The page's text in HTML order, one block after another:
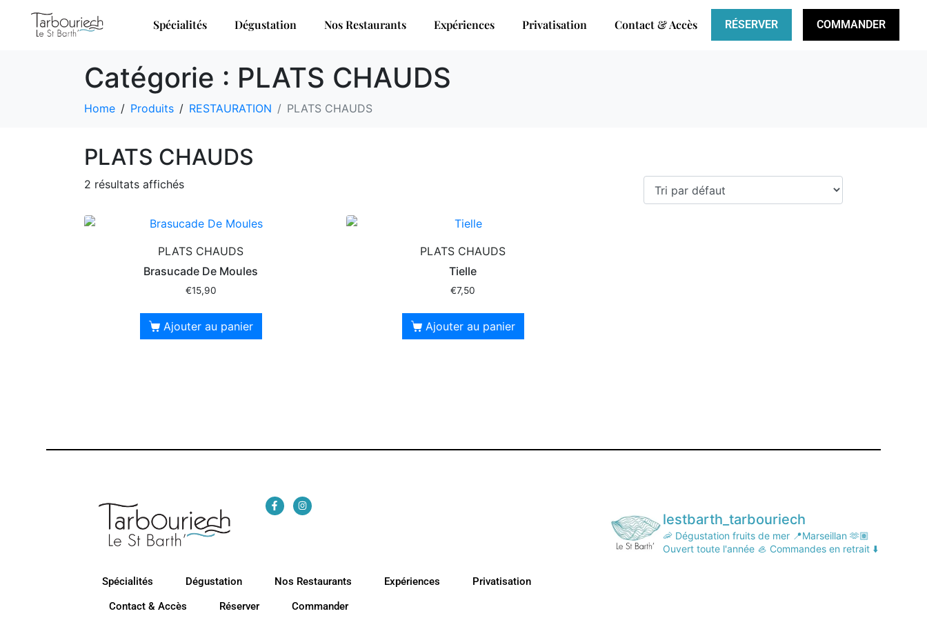
Spécialités Dégustation Nos Restaurants Expériences Privatisation Contact & Accès RÉSERVER COMMANDER
Catégorie : PLATS CHAUDS
Home Produits RESTAURATION PLATS CHAUDS
PLATS CHAUDS
2 résultats affichés
PLATS CHAUDS
Brasucade De Moules
€15,90
Ajouter au panier
PLATS CHAUDS
Tielle
€7,50
Ajouter au panier
Spécialités Dégustation Nos Restaurants Expériences
Privatisation
Contact & Accès
Réserver Commander
lestbarth_tarbouriech
🦐 Dégustation fruits de mer 📍Marseillan🫶🏽
Ouvert toute l'année 🦪 Commandes en retrait ⬇️